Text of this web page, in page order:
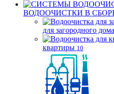
ВОДООЧИСТКИ В
для загородного дома
квартиры 10